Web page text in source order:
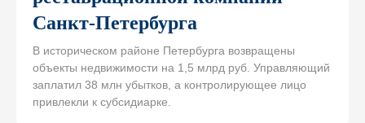
Санкт-Петербурга
В историческом районе Петербурга возвращены
объекты недвижимости на 1,5 млрд руб. Управляющий
заплатил 38 млн убытков, а контролирующее лицо
привлекли к субсидиарке.